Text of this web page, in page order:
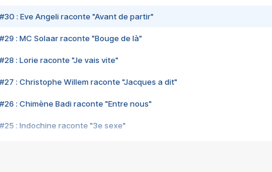
#30 : Eve Angeli raconte "Avant de partir"
#29 : MC Solaar raconte "Bouge de là"
#28 : Lorie raconte "Je vais vite"
#27 : Christophe Willem raconte "Jacques a dit"
#26 : Chimène Badi raconte "Entre nous"
#25 : Indochine raconte "3e sexe"